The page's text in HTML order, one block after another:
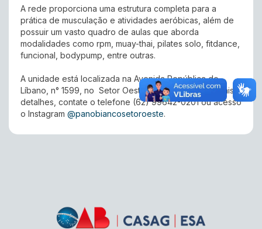
A rede proporciona uma estrutura completa para a
prática de musculação e atividades aeróbicas, além de
possuir um vasto quadro de aulas que aborda
modalidades como rpm, muay-thai, pilates solo, fitdance,
funcional, bodypump, entre outras.
A unidade está localizada na Avenida República do
Líbano, n° 1599, no Setor Oeste, em Goiânia. Para mais
detalhes, contate o telefone (62) 99642-0201 ou acesso
o Instagram @panobiancosetoroeste.